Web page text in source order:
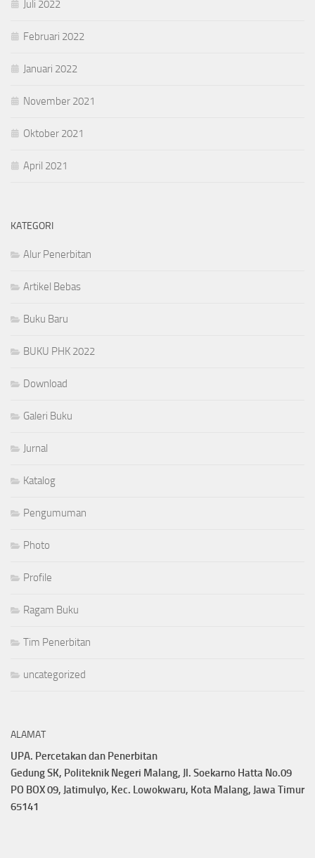
Juli 2022
Februari 2022
Januari 2022
November 2021
Oktober 2021
April 2021
KATEGORI
Alur Penerbitan
Artikel Bebas
Buku Baru
BUKU PHK 2022
Download
Galeri Buku
Jurnal
Katalog
Pengumuman
Photo
Profile
Ragam Buku
Tim Penerbitan
uncategorized
ALAMAT
UPA. Percetakan dan Penerbitan
Gedung SK, Politeknik Negeri Malang, Jl. Soekarno Hatta No.09
PO BOX 09, Jatimulyo, Kec. Lowokwaru, Kota Malang, Jawa Timur
65141